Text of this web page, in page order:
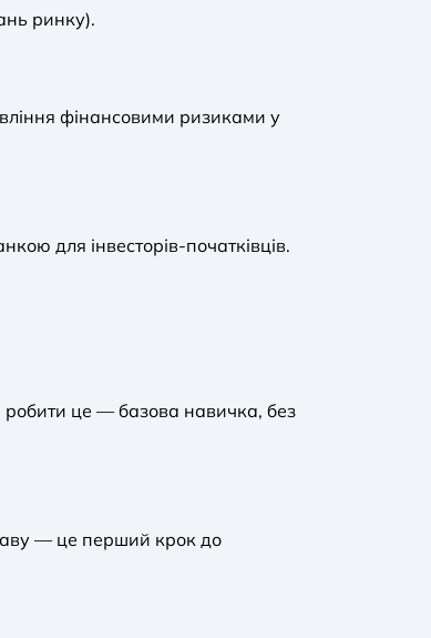
ринку).
фінансовими ризиками у
для інвесторів-початківців.
це — базова навичка, без
— це перший крок до